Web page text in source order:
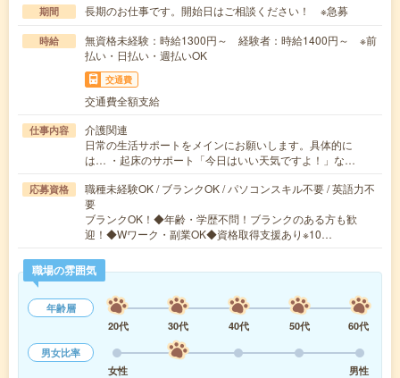
期間 長期のお仕事です。開始日はご相談ください！ ※急募
時給
無資格未経験：時給1300円～ 経験者：時給1400円～ ※前
払い・日払い・週払いOK
交通費
交通費全額支給
仕事内容
介護関連
日常の生活サポートをメインにお願いします。具体的に
は… ・起床のサポート「今日はいい天気ですよ！」な…
応募資格
職種未経験OK / ブランクOK / パソコンスキル不要 / 英語力不
要
ブランクOK！◆年齢・学歴不問！ブランクのある方も歓
迎！◆Wワーク・副業OK◆資格取得支援あり※10…
職場の雰囲気
年齢層
20代
30代 40代 50代
60代
男女比率
女性
男性